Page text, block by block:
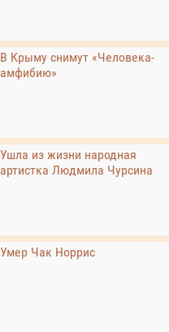
В Крыму снимут «Человека-
амфибию»
Ушла из жизни народная
артистка Людмила Чурсина
Умер Чак Норрис